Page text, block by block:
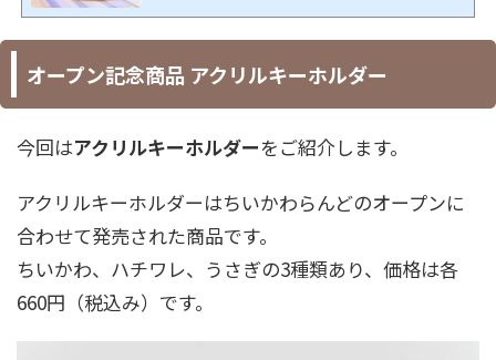
オープン記念商品 アクリルキーホルダー
今回はアクリルキーホルダーをご紹介します。
アクリルキーホルダーはちいかわらんどのオープンに
合わせて発売された商品です。
ちいかわ、ハチワレ、うさぎの3種類あり、価格は各
660円（税込み）です。